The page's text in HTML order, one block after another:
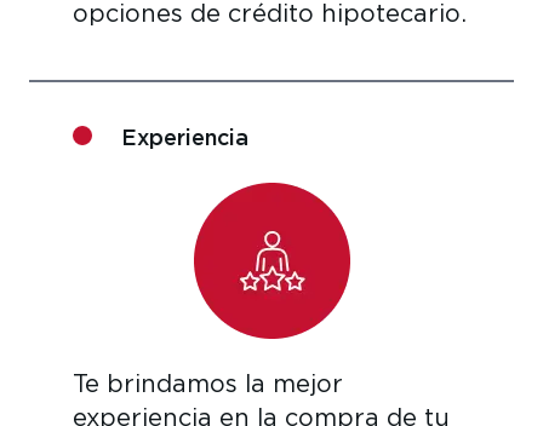
opciones de crédito hipotecario.
Experiencia
Te brindamos la mejor
experiencia en la compra de tu